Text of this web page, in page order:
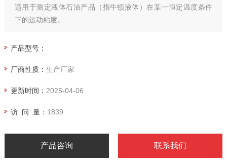
适用于测定液体石油产品（指牛顿液体）在某一恒定温度条件
下的运动粘度。
产品型号：
厂商性质： 生产厂家
更新时间： 2025-04-06
访 问 量： 1839
产品咨询 联系我们